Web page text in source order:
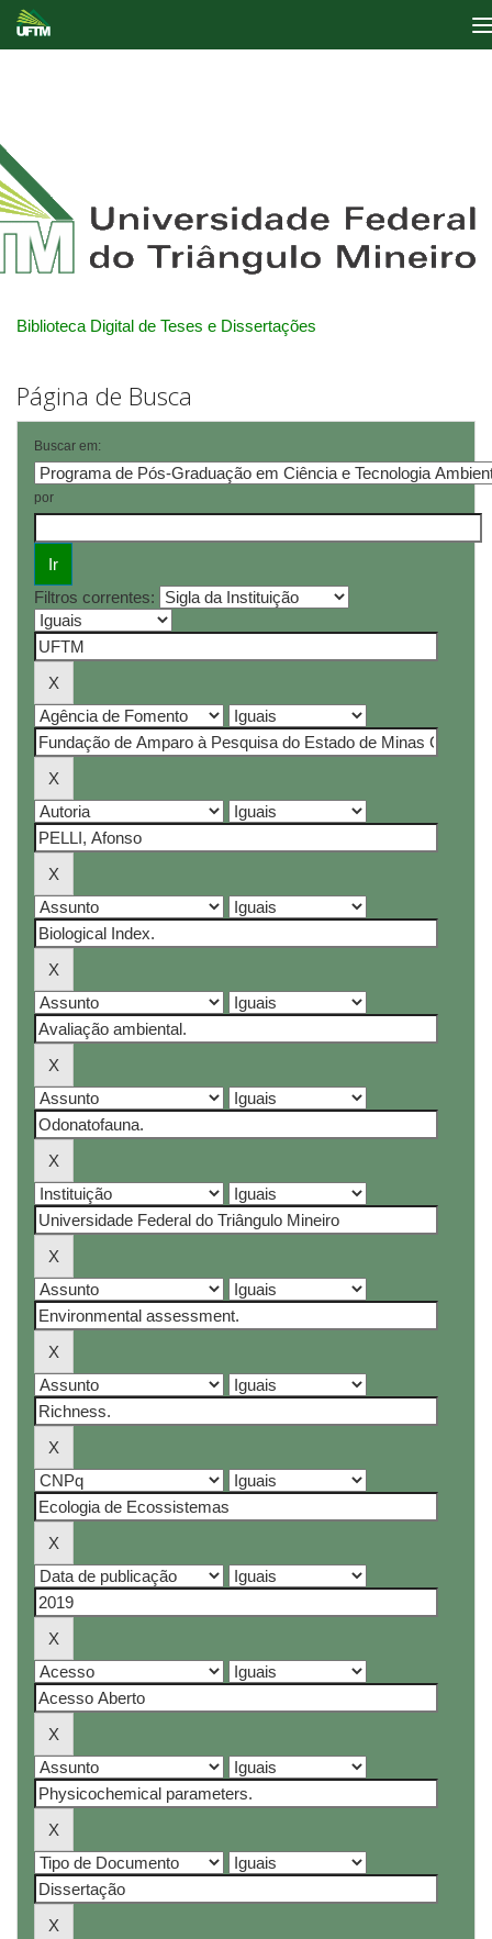
Biblioteca Digital de Teses e Dissertações
Página de Busca
Buscar em:
por
Filtros correntes: